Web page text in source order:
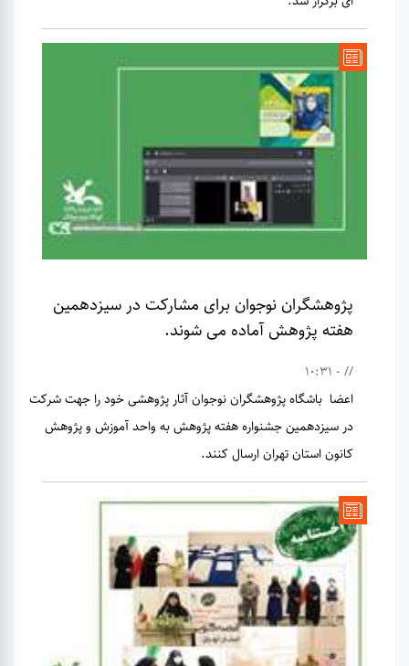
پژوهشگران نوجوان برای مشارکت در سیزدهمین
هفته پژوهش آماده می شوند.
// - 10:31
اعضا باشگاه پژوهشگران نوجوان آثار پژوهشی خود را جهت شرکت
در سیزدهمین جشنواره هفته پژوهش به واحد آموزش و پژوهش
کانون استان تهران ارسال کنند.